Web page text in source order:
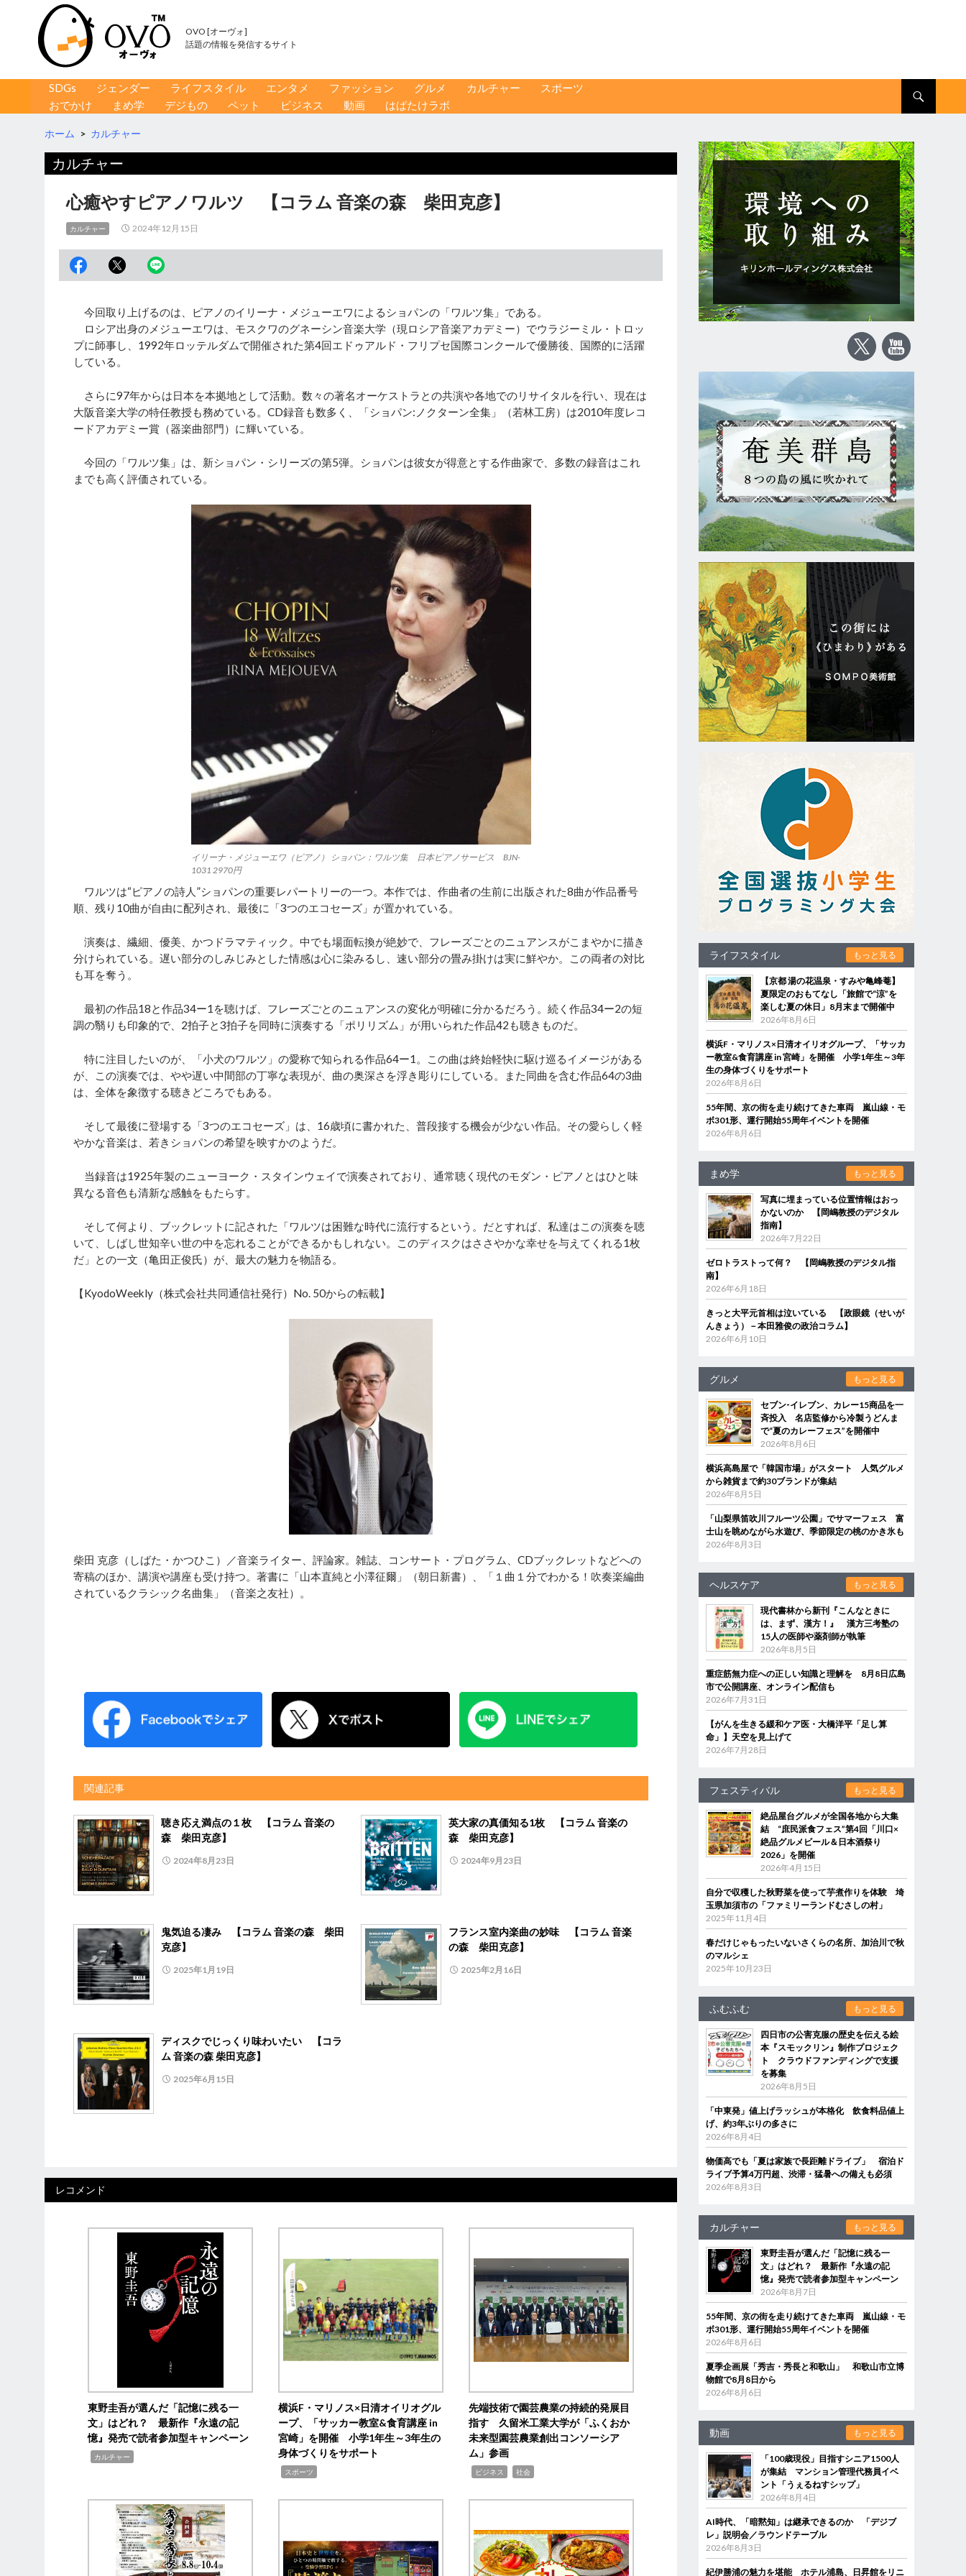
OVO [オーヴォ]
話題の情報を発信するサイト
コンテンツへ移動
SDGs ジェンダー ライフスタイル エンタメ ファッション グルメ カルチャー
スポーツ
おでかけ
まめ学 デジもの ペット ビジネス 動画 はばたけラボ
ホーム > カルチャー
カルチャー
心癒やすピアノワルツ 【コラム 音楽の森 柴田克彦】
カルチャー 2024年12月15日
今回取り上げるのは、ピアノのイリーナ・メジューエワによるショパンの「ワルツ集」である。
ロシア出身のメジューエワは、モスクワのグネーシン音楽大学（現ロシア音楽アカデミー）でウラジーミル・トロッ
プに師事し、1992年ロッテルダムで開催された第4回エドゥアルド・フリプセ国際コンクールで優勝後、国際的に活躍
している。
さらに97年からは日本を本拠地として活動。数々の著名オーケストラとの共演や各地でのリサイタルを行い、現在は
大阪音楽大学の特任教授も務めている。CD録音も数多く、「ショパン:ノクターン全集」（若林工房）は2010年度レコ
ードアカデミー賞（器楽曲部門）に輝いている。
今回の「ワルツ集」は、新ショパン・シリーズの第5弾。ショパンは彼女が得意とする作曲家で、多数の録音はこれ
までも高く評価されている。
イリーナ・メジューエワ（ピアノ） ショパン：ワルツ集 日本ピアノサービス BJN-
1031 2970円
ワルツは“ピアノの詩人”ショパンの重要レパートリーの一つ。本作では、作曲者の生前に出版された8曲が作品番号
順、残り10曲が自由に配列され、最後に「3つのエコセーズ」が置かれている。
演奏は、繊細、優美、かつドラマティック。中でも場面転換が絶妙で、フレーズごとのニュアンスがこまやかに描き
分けられている。遅い部分のしみじみとした情感は心に染みるし、速い部分の畳み掛けは実に鮮やか。この両者の対比
も耳を奪う。
最初の作品18と作品34ー1を聴けば、フレーズごとのニュアンスの変化が明確に分かるだろう。続く作品34ー2の短
調の翳りも印象的で、2拍子と3拍子を同時に演奏する「ポリリズム」が用いられた作品42も聴きものだ。
特に注目したいのが、「小犬のワルツ」の愛称で知られる作品64ー1。この曲は終始軽快に駆け巡るイメージがある
が、この演奏では、やや遅い中間部の丁寧な表現が、曲の奥深さを浮き彫りにしている。また同曲を含む作品64の3曲
は、全体を象徴する聴きどころでもある。
そして最後に登場する「3つのエコセーズ」は、16歳頃に書かれた、普段接する機会が少ない作品。その愛らしく軽
やかな音楽は、若きショパンの希望を映すかのようだ。
当録音は1925年製のニューヨーク・スタインウェイで演奏されており、通常聴く現代のモダン・ピアノとはひと味
異なる音色も清新な感触をもたらす。
そして何より、ブックレットに記された「ワルツは困難な時代に流行するという。だとすれば、私達はこの演奏を聴
いて、しばし世知辛い世の中を忘れることができるかもしれない。このディスクはささやかな幸せを与えてくれる1枚
だ」との一文（亀田正俊氏）が、最大の魅力を物語る。
【KyodoWeekly（株式会社共同通信社発行）No. 50からの転載】
柴田 克彦（しばた・かつひこ）／音楽ライター、評論家。雑誌、コンサート・プログラム、CDブックレットなどへの
寄稿のほか、講演や講座も受け持つ。著書に「山本直純と小澤征爾」（朝日新書）、「１曲１分でわかる！吹奏楽編曲
されているクラシック名曲集」（音楽之友社）。
関連記事
聴き応え満点の１枚 【コラム 音楽の
森 柴田克彦】
2024年8月23日
英大家の真価知る1枚 【コラム 音楽の
森 柴田克彦】
2024年9月23日
鬼気迫る凄み 【コラム 音楽の森 柴田
克彦】
2025年1月19日
フランス室内楽曲の妙味 【コラム 音楽
の森 柴田克彦】
2025年2月16日
ディスクでじっくり味わいたい 【コラ
ム 音楽の森 柴田克彦】
2025年6月15日
レコメンド
東野圭吾が選んだ「記憶に残る一
文」はどれ？ 最新作『永遠の記
憶』発売で読者参加型キャンペーン
カルチャー
横浜F・マリノス×日清オイリオグル
ープ、「サッカー教室&食育講座 in
宮崎」を開催 小学1年生～3年生の
身体づくりをサポート
スポーツ
先端技術で園芸農業の持続的発展目
指す 久留米工業大学が「ふくおか
未来型園芸農業創出コンソーシア
ム」参画
ビジネス 社会
ライフスタイル もっと見る
【京都 湯の花温泉・すみや亀峰菴】
夏限定のおもてなし「旅館で“涼”を
楽しむ夏の休日」8月末まで開催中
2026年8月6日
横浜F・マリノス×日清オイリオグループ、「サッカ
ー教室&食育講座 in 宮崎」を開催 小学1年生～3年
生の身体づくりをサポート
2026年8月6日
55年間、京の街を走り続けてきた車両 嵐山線・モ
ボ301形、運行開始55周年イベントを開催
2026年8月6日
まめ学 もっと見る
写真に埋まっている位置情報はおっ
かないのか 【岡嶋教授のデジタル
指南】
2026年7月22日
ゼロトラストって何？ 【岡嶋教授のデジタル指
南】
2026年6月18日
きっと大平元首相は泣いている 【政眼鏡（せいが
んきょう）－本田雅俊の政治コラム】
2026年6月10日
グルメ もっと見る
セブン‐イレブン、カレー15商品を一
斉投入 名店監修から冷製うどんま
で“夏のカレーフェス”を開催中
2026年8月6日
横浜高島屋で「韓国市場」がスタート 人気グルメ
から雑貨まで約30ブランドが集結
2026年8月5日
「山梨県笛吹川フルーツ公園」でサマーフェス 富
士山を眺めながら水遊び、季節限定の桃のかき氷も
2026年8月3日
ヘルスケア もっと見る
現代書林から新刊『こんなときに
は、まず、漢方！』 漢方三考塾の
15人の医師や薬剤師が執筆
2026年8月5日
重症筋無力症への正しい知識と理解を 8月8日広島
市で公開講座、オンライン配信も
2026年7月31日
【がんを生きる緩和ケア医・大橋洋平「足し算
命」】天空を見上げて
2026年7月28日
フェスティバル もっと見る
絶品屋台グルメが全国各地から大集
結 “庶民派食フェス”第4回「川口×
絶品グルメビール＆日本酒祭り
2026」を開催
2026年4月15日
自分で収穫した秋野菜を使って芋煮作りを体験 埼
玉県加須市の「ファミリーランドむさしの村」
2025年11月4日
春だけじゃもったいないさくらの名所、加治川で秋
のマルシェ
2025年10月23日
ふむふむ もっと見る
四日市の公害克服の歴史を伝える絵
本『スモックリン』制作プロジェク
ト クラウドファンディングで支援
を募集
2026年8月5日
「中東発」値上げラッシュが本格化 飲食料品値上
げ、約3年ぶりの多さに
2026年8月4日
物価高でも「夏は家族で長距離ドライブ」 宿泊ド
ライブ予算4万円超、渋滞・猛暑への備えも必須
2026年8月3日
カルチャー もっと見る
東野圭吾が選んだ「記憶に残る一
文」はどれ？ 最新作『永遠の記
憶』発売で読者参加型キャンペーン
2026年8月7日
55年間、京の街を走り続けてきた車両 嵐山線・モ
ボ301形、運行開始55周年イベントを開催
2026年8月6日
夏季企画展「秀吉・秀長と和歌山」 和歌山市立博
物館で8月8日から
2026年8月6日
動画 もっと見る
「100歳現役」目指すシニア1500人
が集結 マンション管理代務員イベ
ント「うぇるねすシップ」
2026年8月4日
AI時代、「暗黙知」は継承できるのか 「デジブ
レ」説明会／ラウンドテーブル
2026年8月3日
紀伊勝浦の魅力を堪能 ホテル浦島、日昇館をリニ